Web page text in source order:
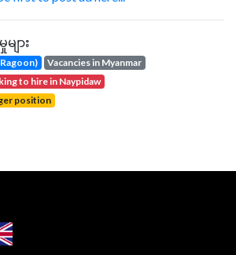
ျား
vacancies in Myanmar
to hire in Naypidaw
position